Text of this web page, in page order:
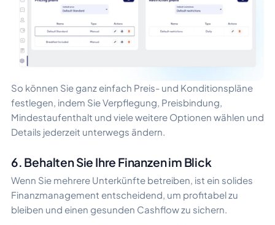
So können Sie ganz einfach Preis- und Konditionspläne
festlegen, indem Sie Verpflegung, Preisbindung,
Mindestaufenthalt und viele weitere Optionen wählen und
Details jederzeit unterwegs ändern.
6. Behalten Sie Ihre Finanzen im Blick
Wenn Sie mehrere Unterkünfte betreiben, ist ein solides
Finanzmanagement entscheidend, um profitabel zu
bleiben und einen gesunden Cashflow zu sichern.